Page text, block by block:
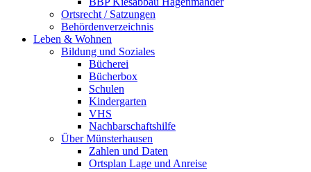
Ortsrecht / Satzungen
Behördenverzeichnis
Leben & Wohnen
Bildung und Soziales
Bücherei
Bücherbox
Schulen
Kindergarten
VHS
Nachbarschaftshilfe
Über Münsterhausen
Zahlen und Daten
Ortsplan Lage und Anreise